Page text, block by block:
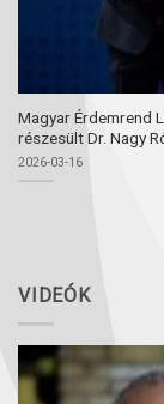
Magyar Érdemrend
részesült Dr. Nagy
2026-03-16
VIDEÓK